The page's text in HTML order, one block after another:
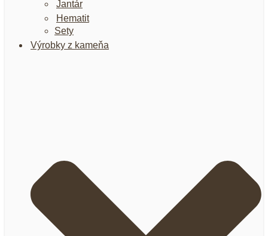
Jantár
Hematit
Sety
Výrobky z kameňa